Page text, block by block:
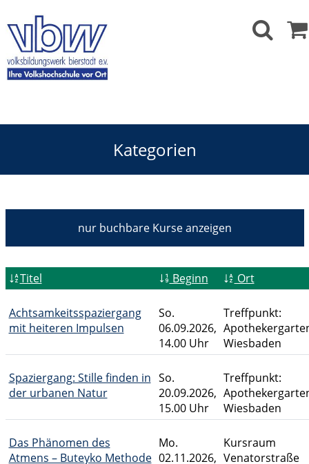
Kategorien
nur buchbareKurse anzeigen
Titel Beginn Ort
Achtsamkeitsspaziergang
mit heiteren Impulsen
So.
06.09.2026,
14.00 Uhr
Treffpunkt:
Wiesbaden
Spaziergang: Stille finden in
der urbanen Natur
So.
20.09.2026,
15.00 Uhr
Treffpunkt:
Wiesbaden
Das Phänomen des
Atmens – Buteyko Methode
Mo.
02.11.2026,
Kursraum
Venatorstraße